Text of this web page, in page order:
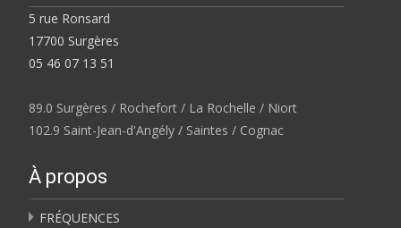
5 rue Ronsard
17700 Surgères
05 46 07 13 51
89.0 Surgères / Rochefort / La Rochelle / Niort
102.9 Saint-Jean-d'Angély / Saintes / Cognac
À propos
FRÉQUENCES